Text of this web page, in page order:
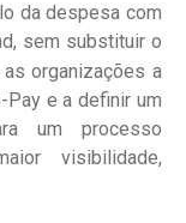
da despesa com
sem substituir o
as organizações a
Pay e a definir um
um processo
visibilidade,